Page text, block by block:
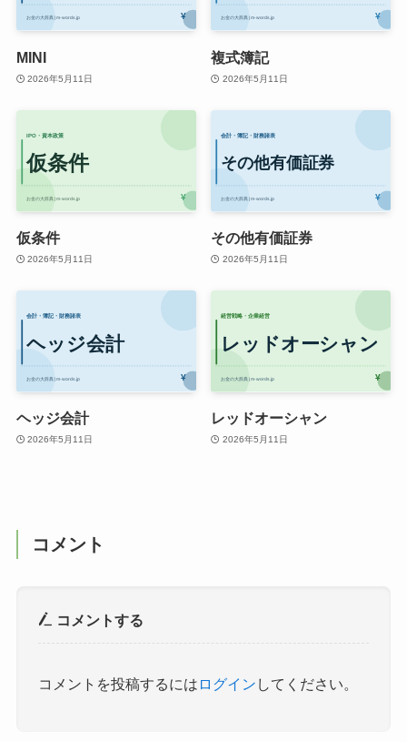
MINI
2026年5月11日
複式簿記
2026年5月11日
仮条件
2026年5月11日
その他有価証券
2026年5月11日
ヘッジ会計
2026年5月11日
レッドオーシャン
2026年5月11日
コメント
コメントする
コメントを投稿するには ログイン してください。